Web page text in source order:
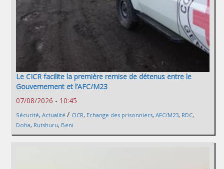
Le CICR facilite la première remise de détenus entre le
Gouvernement et l’AFC/M23
07/08/2026 - 10:45
Sécurité, Actualité / CICR, Echange des prisonniers, AFC/M23, RDC,
Doha, Rutshuru, Beni